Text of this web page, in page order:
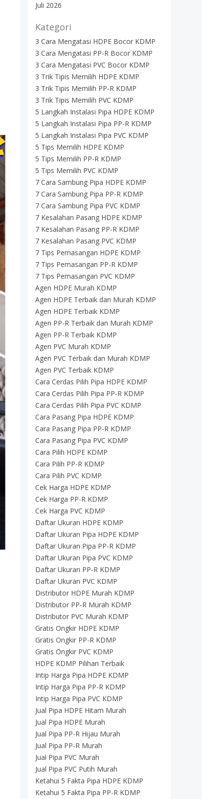
Juli 2026
Kategori
3 Cara Mengatasi HDPE Bocor KDMP
3 Cara Mengatasi PP-R Bocor KDMP
3 Cara Mengatasi PVC Bocor KDMP
3 Trik Tipis Memilih HDPE KDMP
3 Trik Tipis Memilih PP-R KDMP
3 Trik Tipis Memilih PVC KDMP
5 Langkah Instalasi Pipa HDPE KDMP
5 Langkah Instalasi Pipa PP-R KDMP
5 Langkah Instalasi Pipa PVC KDMP
5 Tips Memilih HDPE KDMP
5 Tips Memilih PP-R KDMP
5 Tips Memilih PVC KDMP
7 Cara Sambung Pipa HDPE KDMP
7 Cara Sambung Pipa PP-R KDMP
7 Cara Sambung Pipa PVC KDMP
7 Kesalahan Pasang HDPE KDMP
7 Kesalahan Pasang PP-R KDMP
7 Kesalahan Pasang PVC KDMP
7 Tips Pemasangan HDPE KDMP
7 Tips Pemasangan PP-R KDMP
7 Tips Pemasangan PVC KDMP
Agen HDPE Murah KDMP
Agen HDPE Terbaik dan Murah KDMP
Agen HDPE Terbaik KDMP
Agen PP-R Terbaik dan Murah KDMP
Agen PP-R Terbaik KDMP
Agen PVC Murah KDMP
Agen PVC Terbaik dan Murah KDMP
Agen PVC Terbaik KDMP
Cara Cerdas Pilih Pipa HDPE KDMP
Cara Cerdas Pilih Pipa PP-R KDMP
Cara Cerdas Pilih Pipa PVC KDMP
Cara Pasang Pipa HDPE KDMP
Cara Pasang Pipa PP-R KDMP
Cara Pasang Pipa PVC KDMP
Cara Pilih HDPE KDMP
Cara Pilih PP-R KDMP
Cara Pilih PVC KDMP
Cek Harga HDPE KDMP
Cek Harga PP-R KDMP
Cek Harga PVC KDMP
Daftar Ukuran HDPE KDMP
Daftar Ukuran Pipa HDPE KDMP
Daftar Ukuran Pipa PP-R KDMP
Daftar Ukuran Pipa PVC KDMP
Daftar Ukuran PP-R KDMP
Daftar Ukuran PVC KDMP
Distributor HDPE Murah KDMP
Distributor PP-R Murah KDMP
Distributor PVC Murah KDMP
Gratis Ongkir HDPE KDMP
Gratis Ongkir PP-R KDMP
Gratis Ongkir PVC KDMP
HDPE KDMP Pilihan Terbaik
Intip Harga Pipa HDPE KDMP
Intip Harga Pipa PP-R KDMP
Intip Harga Pipa PVC KDMP
Jual Pipa HDPE Hitam Murah
Jual Pipa HDPE Murah
Jual Pipa PP-R Hijau Murah
Jual Pipa PP-R Murah
Jual Pipa PVC Murah
Jual Pipa PVC Putih Murah
Ketahui 5 Fakta Pipa HDPE KDMP
Ketahui 5 Fakta Pipa PP-R KDMP